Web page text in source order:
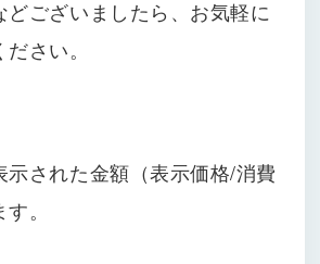
どございましたら、お気軽に
さい。
示された金額（表示価格/消費
。